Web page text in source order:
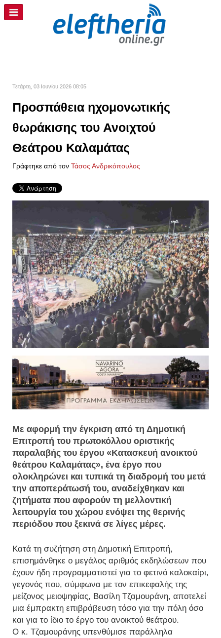
Τετάρτη, 03 Ιουνίου 2026 08:05
Προσπάθεια ηχομονωτικής
θωράκισης του Ανοιχτού
Θεάτρου Καλαμάτας
Γράφτηκε από τον Τάσος Ανδρικόπουλος
Με αφορμή την έγκριση από τη Δημοτική
Επιτροπή του πρωτοκόλλου οριστικής
παραλαβής του έργου «Κατασκευή ανοικτού
θεάτρου Καλαμάτας», ένα έργο που
ολοκληρώνει και τυπικά τη διαδρομή του μετά
την αποπεράτωσή του, αναδείχθηκαν και
ζητήματα που αφορούν τη μελλοντική
λειτουργία του χώρου ενόψει της θερινής
περιόδου που ξεκινά σε λίγες μέρες.
Κατά τη συζήτηση στη Δημοτική Επιτροπή,
επισημάνθηκε ο μεγάλος αριθμός εκδηλώσεων που
έχουν ήδη προγραμματιστεί για το φετινό καλοκαίρι,
γεγονός που, σύμφωνα με τον επικεφαλής της
μείζονος μειοψηφίας, Βασίλη Τζαμουράνη, αποτελεί
μια έμπρακτη επιβράβευση τόσο για την πόλη όσο
και για το ίδιο το έργο του ανοικτού θεάτρου.
Ο κ. Τζαμουράνης υπενθύμισε παράλληλα